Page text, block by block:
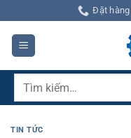
qua
dung
Đặt hàng
Tìm
TIN TỨC